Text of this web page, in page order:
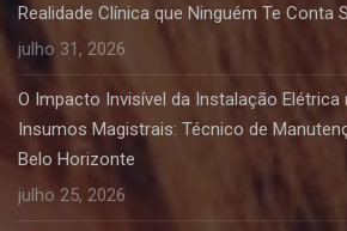
Realidade Clínica que Ninguém Te Conta
julho 31, 2026
O Impacto Invisível da Instalação Elétrica
Insumos Magistrais: Técnico de
Belo Horizonte
julho 25, 2026